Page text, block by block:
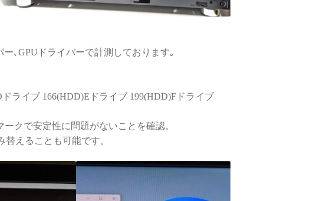
ー､GPUドライバーで計測しております｡
ライブ 166(HDD)Eドライブ 199(HDD)Fドライブ
クで安定性に問題がないことを確認。
えることも可能です。